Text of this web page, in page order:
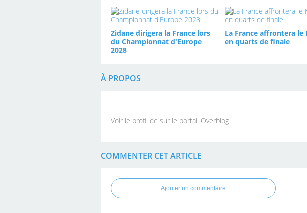
Zidane dirigera la France lors
du Championnat d'Europe
2028
La France affrontera le
en quarts de finale
À PROPOS
Voir le profil de sur le portail Overblog
COMMENTER CET ARTICLE
Ajouter un commentaire